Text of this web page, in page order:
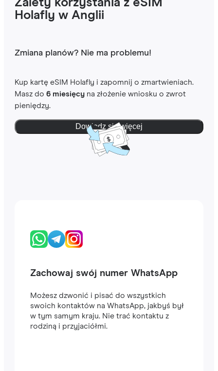
Zalety korzystania z eSIM
Holafly w Anglii
Zmiana planów? Nie ma problemu!
Kup kartę eSIM Holafly i zapomnij o zmartwieniach.
Masz do 6 miesięcyna złożenie wniosku o zwrot
pieniędzy.
Dowiedz się więcej
Zachowaj swój numer WhatsApp
Możesz dzwonić i pisać do wszystkich
swoich kontaktów na WhatsApp, jakbyś był
w tym samym kraju. Nie trać kontaktu z
rodziną i przyjaciółmi.